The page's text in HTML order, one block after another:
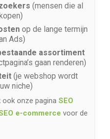
(mensen die al
op de lange termijn
Ads)
assortiment
gaan renderen)
(je webshop wordt
niche)
ook onze pagina SEO
e-commerce voor de